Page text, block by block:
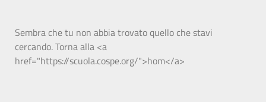
Sembra che tu non abbia trovato quello che stavi
cercando. Torna alla <a
href="https://scuola.cospe.org/">hom</a>